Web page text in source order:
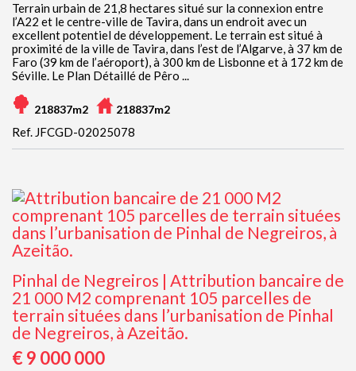
Terrain urbain de 21,8 hectares situé sur la connexion entre
l’A22 et le centre-ville de Tavira, dans un endroit avec un
excellent potentiel de développement. Le terrain est situé à
proximité de la ville de Tavira, dans l’est de l’Algarve, à 37 km de
Faro (39 km de l’aéroport), à 300 km de Lisbonne et à 172 km de
Séville. Le Plan Détaillé de Pêro ...
218837m2 218837m2
Ref. JFCGD-02025078
Pinhal de Negreiros | Attribution bancaire de
21 000 M2 comprenant 105 parcelles de
terrain situées dans l’urbanisation de Pinhal
de Negreiros, à Azeitão.
€ 9 000 000